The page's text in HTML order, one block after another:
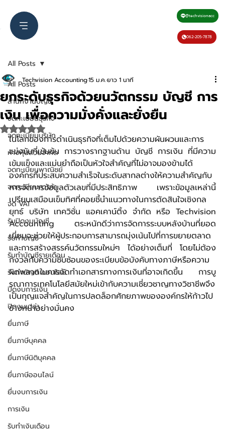
@techvisionacc
062-205-7878
All Posts
สำนักงานบัญชี
จดทะเบียนธุรกิจ
จดทะเบียนบริษัท
ห้างหุ้นส่วนจำกัด
จดทะเบียนพาณิชย์
จดทะเบียนการค้า
จด VAT
รับปิดงบบัญชี
รับทำบัญชี
รับทำบัญชีรายเดือน
รับทำบัญชี ออนไลน์
ปิดงบการเงิน
ปิดงบเปล่า
ยื่นภาษี
ยื่นภาษีบุคคล
ยื่นภาษีนิติบุคคล
ยื่นภาษีออนไลน์
ยื่นงบการเงิน
การเงิน
รับทำเงินเดือน
All Posts
ยกระดับธุรกิจด้วยนวัตกรรม บัญชี การ
เงิน เพื่อความมั่งคั่งและยั่งยืน
Techvision Accounting15 ม.ค.ยาว 1 นาที
ได้รับ NaN เต็ม 5 ดาว
ในโลกของการดำเนินธุรกิจที่เต็มไปด้วยความผันผวนและการ
แข่งขันที่เข้มข้น การวางรากฐานด้าน บัญชี การเงิน ที่มีความ
เข้มแข็งและแม่นยำถือเป็นหัวใจสำคัญที่ไม่อาจมองข้ามได้
องค์กรที่ประสบความสำเร็จในระดับสากลต่างให้ความสำคัญกับ
การจัดการข้อมูลตัวเลขที่มีประสิทธิภาพ เพราะข้อมูลเหล่านี้
เปรียบเสมือนเข็มทิศที่คอยชี้นำแนวทางในการตัดสินใจเชิงกล
ยุทธ์ บริษัท เทควิชั่น แอคเคาน์ติ้ง จำกัด หรือ Techvision
Accounting ตระหนักดีว่าการจัดการระบบหลังบ้านที่ยอด
เยี่ยมจะช่วยให้ผู้ประกอบการสามารถมุ่งเน้นไปที่การขยายตลาด
และการสร้างสรรค์นวัตกรรมใหม่ๆ ได้อย่างเต็มที่ โดยไม่ต้อง
กังวลกับความซับซ้อนของระเบียบข้อบังคับทางภาษีหรือความ
ผิดพลาดในการจัดทำเอกสารทางการเงินที่อาจเกิดขึ้น การบู
รณาการเทคโนโลยีสมัยใหม่เข้ากับความเชี่ยวชาญทางวิชาชีพจึง
เป็นกุญแจสำคัญในการปลดล็อกศักยภาพขององค์กรให้ก้าวไป
ข้างหน้าอย่างมั่นคง